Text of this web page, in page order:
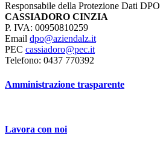
Responsabile della Protezione Dati DPO
CASSIADORO CINZIA
P. IVA: 00950810259
Email dpo@aziendalz.it
PEC cassiadoro@pec.it
Telefono: 0437 770392
Amministrazione trasparente
Lavora con noi